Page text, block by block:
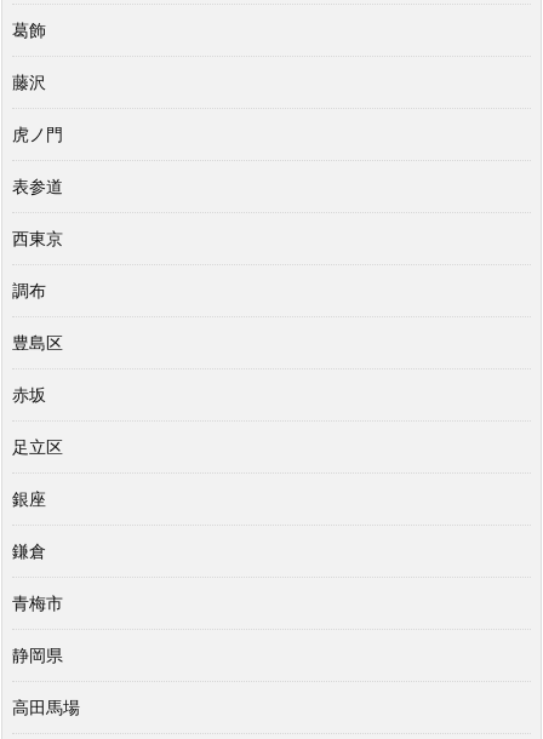
葛飾
藤沢
虎ノ門
表参道
西東京
調布
豊島区
赤坂
足立区
銀座
鎌倉
青梅市
静岡県
高田馬場